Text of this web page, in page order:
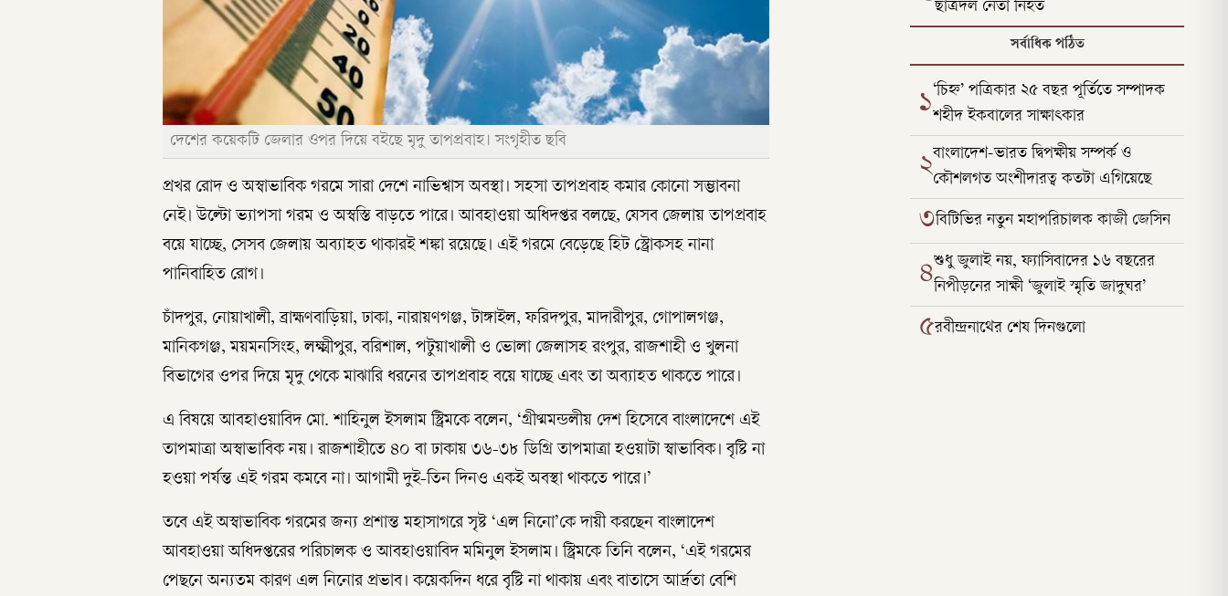
দেশের কয়েকটি জেলার ওপর দিয়ে বইছে মৃদু তাপপ্রবাহ। সংগৃহীত ছবি
প্রখর রোদ ও অস্বাভাবিক গরমে সারা দেশে নাভিশ্বাস অবস্থা। সহসা তাপপ্রবাহ কমার কোনো সম্ভাবনা
নেই। উল্টো ভ্যাপসা গরম ও অস্বস্তি বাড়তে পারে। আবহাওয়া অধিদপ্তর বলছে, যেসব জেলায় তাপপ্রবাহ
বয়ে যাচ্ছে, সেসব জেলায় অব্যাহত থাকারই শঙ্কা রয়েছে। এই গরমে বেড়েছে হিট স্ট্রোকসহ নানা
পানিবাহিত রোগ।
চাঁদপুর, নোয়াখালী, ব্রাহ্মণবাড়িয়া, ঢাকা, নারায়ণগঞ্জ, টাঙ্গাইল, ফরিদপুর, মাদারীপুর, গোপালগঞ্জ,
মানিকগঞ্জ, ময়মনসিংহ, লক্ষ্মীপুর, বরিশাল, পটুয়াখালী ও ভোলা জেলাসহ রংপুর, রাজশাহী ও খুলনা
বিভাগের ওপর দিয়ে মৃদু থেকে মাঝারি ধরনের তাপপ্রবাহ বয়ে যাচ্ছে এবং তা অব্যাহত থাকতে পারে।
এ বিষয়ে আবহাওয়াবিদ মো. শাহিনুল ইসলাম স্ট্রিমকে বলেন, ‘গ্রীষ্মমন্ডলীয় দেশ হিসেবে বাংলাদেশে এই
তাপমাত্রা অস্বাভাবিক নয়। রাজশাহীতে ৪০ বা ঢাকায় ৩৬-৩৮ ডিগ্রি তাপমাত্রা হওয়াটা স্বাভাবিক। বৃষ্টি না
হওয়া পর্যন্ত এই গরম কমবে না। আগামী দুই-তিন দিনও একই অবস্থা থাকতে পারে।’
তবে এই অস্বাভাবিক গরমের জন্য প্রশান্ত মহাসাগরে সৃষ্ট ‘এল নিনো’কে দায়ী করছেন বাংলাদেশ
আবহাওয়া অধিদপ্তরের পরিচালক ও আবহাওয়াবিদ মমিনুল ইসলাম। স্ট্রিমকে তিনি বলেন, ‘এই গরমের
পেছনে অন্যতম কারণ এল নিনোর প্রভাব। কয়েকদিন ধরে বৃষ্টি না থাকায় এবং বাতাসে আর্দ্রতা বেশি
ছাত্রদল নেতা নিহত
সর্বাধিক পঠিত
১‘চিহ্ন’ পত্রিকার ২৫ বছর পূর্তিতে সম্পাদক
শহীদ ইকবালের সাক্ষাৎকার
২বাংলাদেশ-ভারত দ্বিপক্ষীয় সম্পর্ক ও
কৌশলগত অংশীদারত্ব কতটা এগিয়েছে
৩বিটিভির নতুন মহাপরিচালক কাজী জেসিন
৪শুধু জুলাই নয়, ফ্যাসিবাদের ১৬ বছরের
নিপীড়নের সাক্ষী ‘জুলাই স্মৃতি জাদুঘর’
৫রবীন্দ্রনাথের শেষ দিনগুলো